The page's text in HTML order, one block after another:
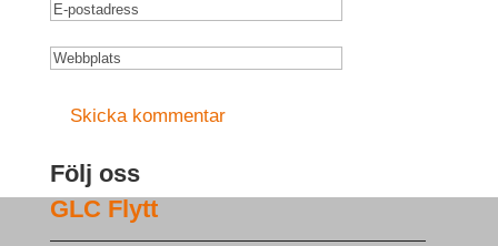
Följ oss
GLC Flytt